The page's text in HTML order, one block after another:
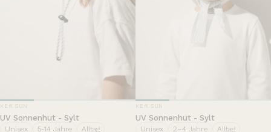
ANBIETER:
KER SUN
UV Sonnenhut - Sylt
Unisex 5-14 Jahre Alltag
ANBIETER:
KER SUN
UV Sonnenhut - Sylt
Unisex 2–4 Jahre Alltag